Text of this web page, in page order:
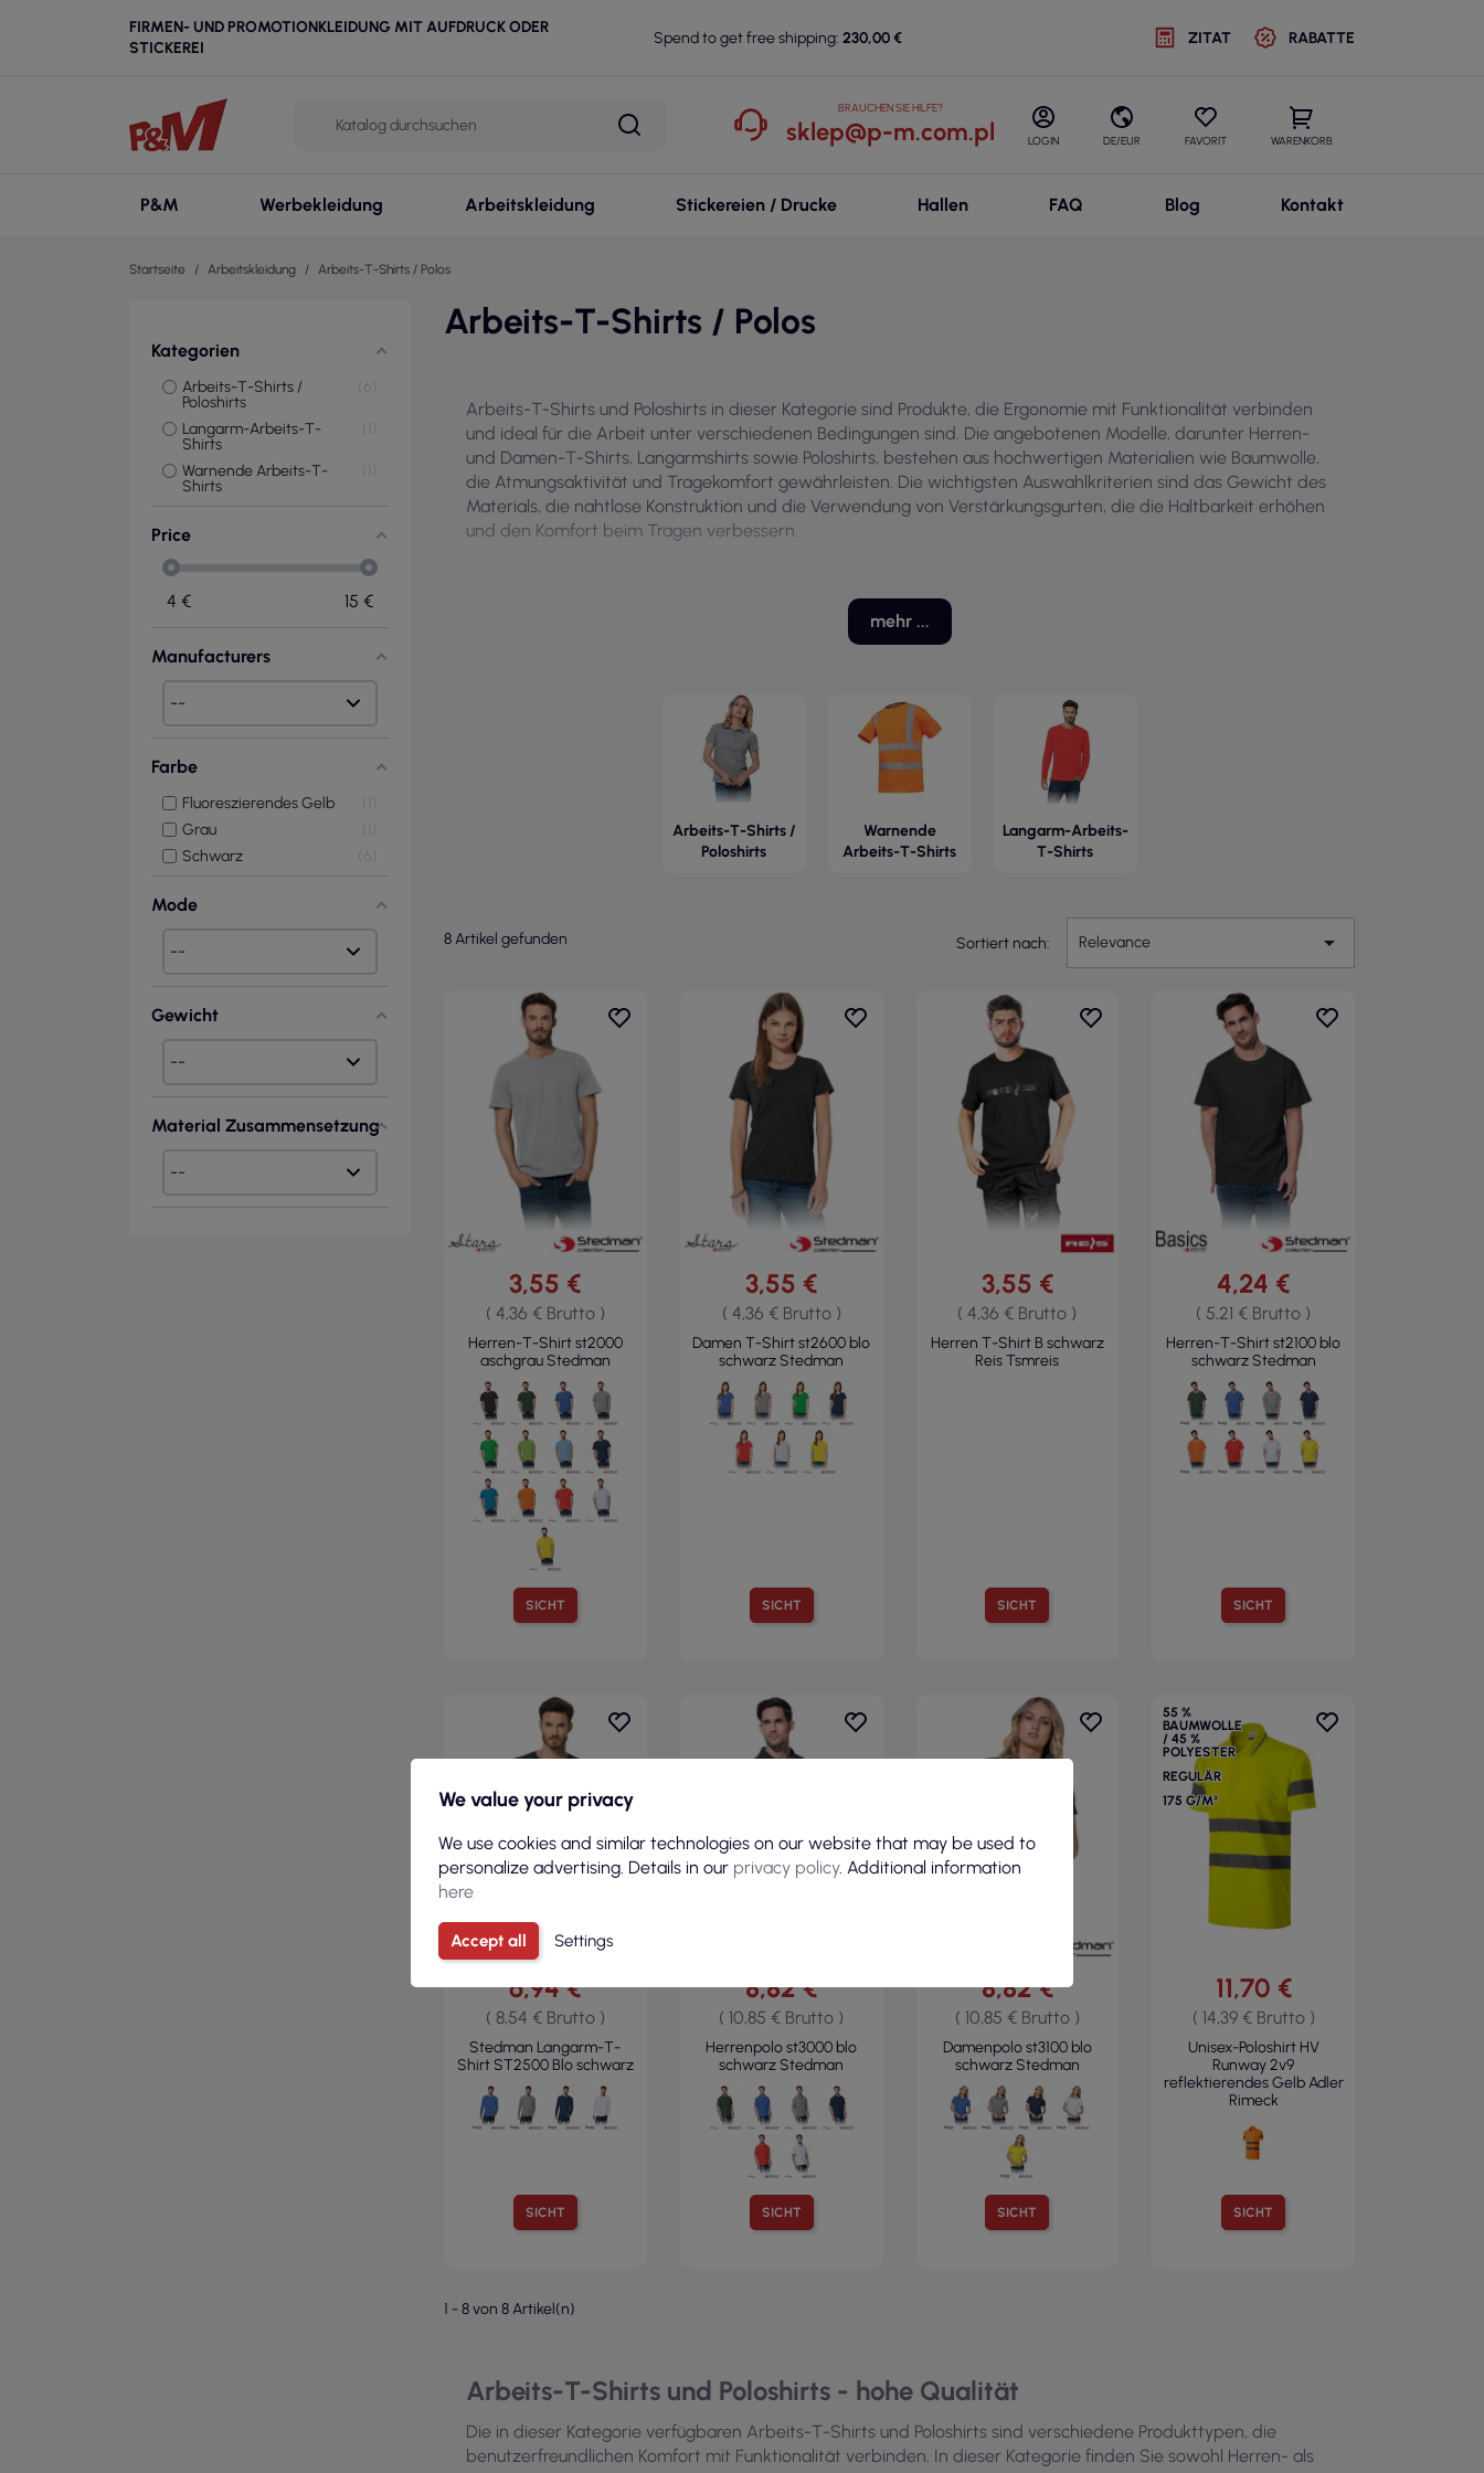
FIRMEN- UND PROMOTIONKLEIDUNG MIT AUFDRUCK ODER
STICKEREI
Spend to get free shipping: 230,00 € ZITAT RABATTE
BRAUCHEN SIE HILFE?
sklep@p-m.com.pl LOGIN DE/EUR FAVORIT WARENKORB
P&M Werbekleidung Arbeitskleidung Stickereien / Drucke Hallen FAQ Blog Kontakt
Startseite Arbeitskleidung Arbeits-T-Shirts / Polos
Kategorien
Arbeits-T-Shirts /
Poloshirts
Langarm-Arbeits-T-
Shirts
Warnende Arbeits-T-
Shirts
Price
4 € 15 €
Manufacturers
Farbe
Fluoreszierendes Gelb
Grau
Schwarz
Mode
Gewicht
Material Zusammensetzung
Arbeits-T-Shirts / Polos
Arbeits-T-Shirts und Poloshirts in dieser Kategorie sind Produkte, die Ergonomie mit Funktionalität verbinden
und ideal für die Arbeit unter verschiedenen Bedingungen sind. Die angebotenen Modelle, darunter Herren-
und Damen-T-Shirts, Langarmshirts sowie Poloshirts, bestehen aus hochwertigen Materialien wie Baumwolle,
die Atmungsaktivität und Tragekomfort gewährleisten. Die wichtigsten Auswahlkriterien sind das Gewicht des
Materials, die nahtlose Konstruktion und die Verwendung von Verstärkungsgurten, die die Haltbarkeit erhöhen
und den Komfort beim Tragen verbessern.
mehr ...
Arbeits-T-Shirts /
Poloshirts
Warnende
Arbeits-T-Shirts
Langarm-Arbeits-
T-Shirts
8 Artikel gefunden Sortiert nach: Relevance 
SICHT
3,55 €
( 4,36 € Brutto )
Herren-T-Shirt st2000
aschgrau Stedman
SICHT
3,55 €
( 4,36 € Brutto )
Damen T-Shirt st2600 blo
schwarz Stedman
SICHT
3,55 €
( 4,36 € Brutto )
Herren T-Shirt B schwarz
Reis Tsmreis
SICHT
4,24 €
( 5,21 € Brutto )
Herren-T-Shirt st2100 blo
schwarz Stedman
SICHT
6,94 €
( 8,54 € Brutto )
Stedman Langarm-T-
Shirt ST2500 Blo schwarz
SICHT
8,82 €
( 10,85 € Brutto )
Herrenpolo st3000 blo
schwarz Stedman
SICHT
8,82 €
( 10,85 € Brutto )
Damenpolo st3100 blo
schwarz Stedman
55 %
BAUMWOLLE
/ 45 %
POLYESTER
REGULÄR
175 G/M²
SICHT
11,70 €
( 14,39 € Brutto )
Unisex-Poloshirt HV
Runway 2v9
reflektierendes Gelb Adler
Rimeck
1 - 8 von 8 Artikel(n)
Arbeits-T-Shirts und Poloshirts - hohe Qualität
Die in dieser Kategorie verfügbaren Arbeits-T-Shirts und Poloshirts sind verschiedene Produkttypen, die
benutzerfreundlichen Komfort mit Funktionalität verbinden. In dieser Kategorie finden Sie sowohl Herren- als
We value your privacy
We use cookies and similar technologies on our website that may be used to
personalize advertising. Details in our privacy policy. Additional information
here
Accept all Settings